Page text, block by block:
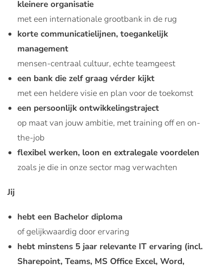
kleinere organisatie
met een internationale grootbank in de rug
korte communicatielijnen, toegankelijk
management
mensen-centraal cultuur, echte teamgeest
een bank die zelf graag vérder kijkt
met een heldere visie en plan voor de toekomst
een persoonlijk ontwikkelingstraject
op maat van jouw ambitie, met training off en on-
the-job
flexibel werken, loon en extralegale voordelen
zoals je die in onze sector mag verwachten
Jij
hebt een Bachelor diploma
of gelijkwaardig door ervaring
hebt minstens 5 jaar relevante IT ervaring (incl.
Sharepoint, Teams, MS Office Excel, Word,